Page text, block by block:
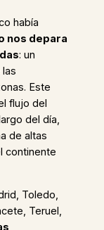
había
nos depara
: un
Este
flujo del
del día,
de altas
continente
Toledo,
Teruel,